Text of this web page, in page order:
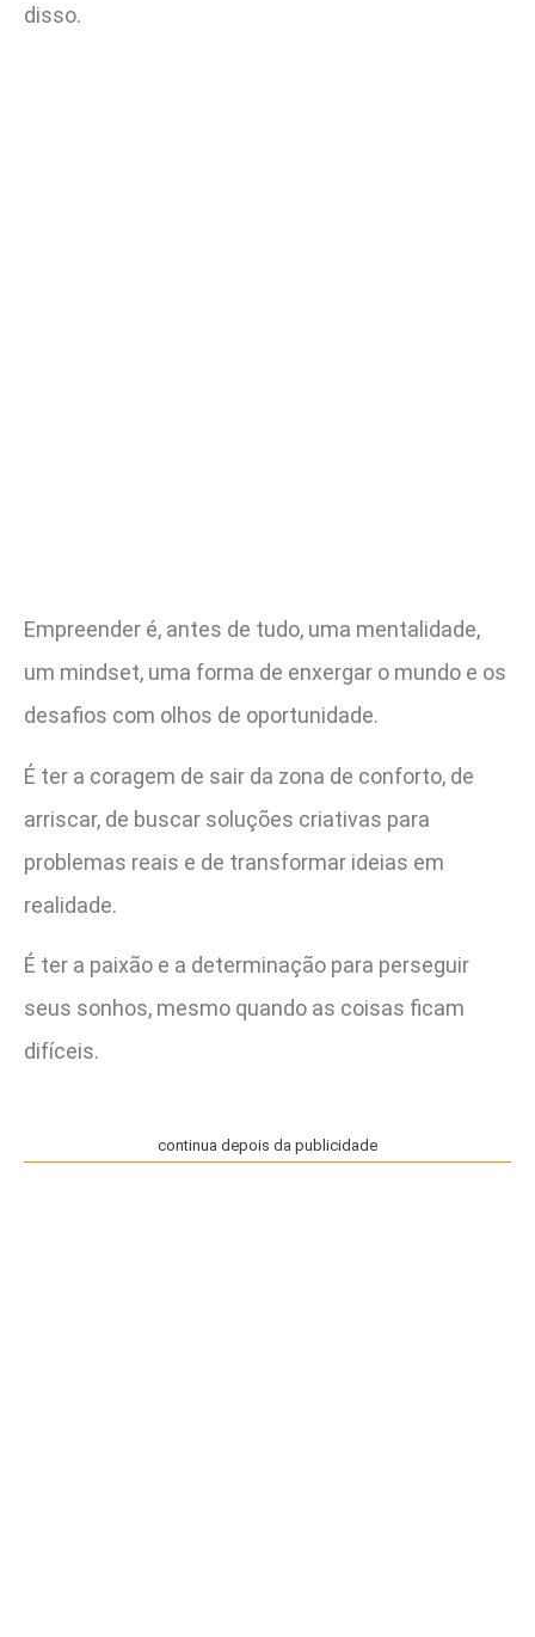
disso.
Empreender é, antes de tudo, uma mentalidade,
um mindset, uma forma de enxergar o mundo e os
desafios com olhos de oportunidade.
É ter a coragem de sair da zona de conforto, de
arriscar, de buscar soluções criativas para
problemas reais e de transformar ideias em
realidade.
É ter a paixão e a determinação para perseguir
seus sonhos, mesmo quando as coisas ficam
difíceis.
continua depois da publicidade